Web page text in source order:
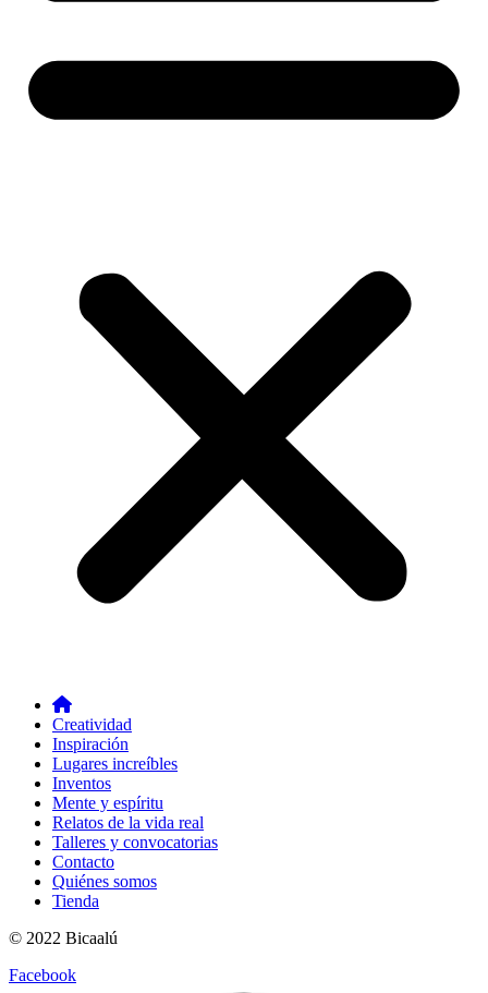
Creatividad
Inspiración
Lugares increíbles
Inventos
Mente y espíritu
Relatos de la vida real
Talleres y convocatorias
Contacto
Quiénes somos
Tienda
© 2022 Bicaalú
Facebook